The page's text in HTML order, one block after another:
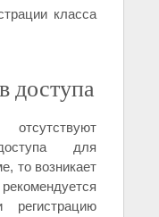
класса
доступа
для
то возникает
регистрацию